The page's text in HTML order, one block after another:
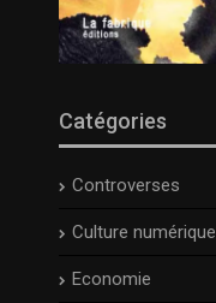
Catégories
Controverses
Culture numérique
Economie